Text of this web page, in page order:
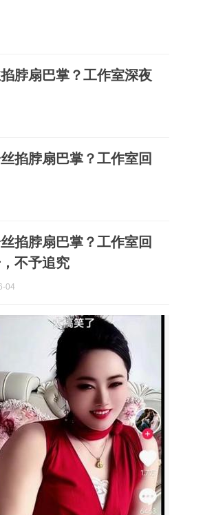
脖扇巴掌？工作室深夜
掐脖扇巴掌？工作室回
掐脖扇巴掌？工作室回
不予追究
04